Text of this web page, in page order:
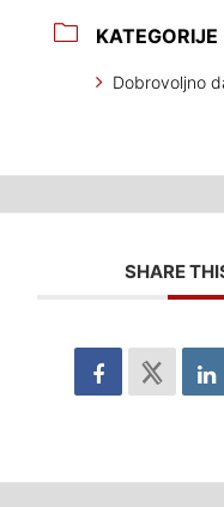
KATEGORIJE
Dobrovoljno
SHARE